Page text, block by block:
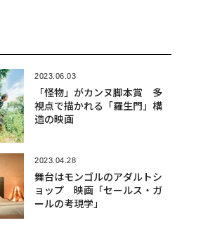
2023.06.03
「怪物」がカンヌ脚本賞 多
視点で描かれる「羅生門」構
造の映画
2023.04.28
舞台はモンゴルのアダルトシ
ョップ 映画「セールス・ガ
ールの考現学」